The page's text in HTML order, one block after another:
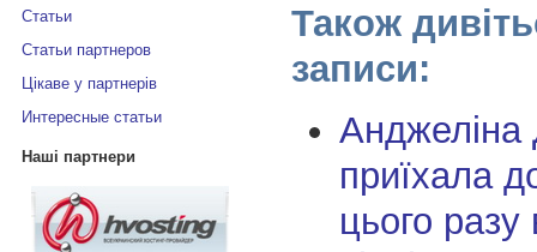
Статьи
Статьи партнеров
Цікаве у партнерів
Интересные статьи
Наші партнери
Також
записи:
Анджеліна
приїхала
цього разу